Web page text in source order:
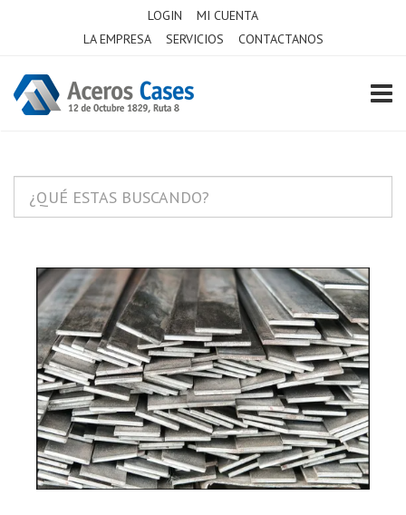
LOGIN
MI CUENTA
LA EMPRESA
SERVICIOS CONTACTANOS